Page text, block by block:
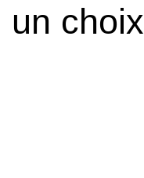
un choix